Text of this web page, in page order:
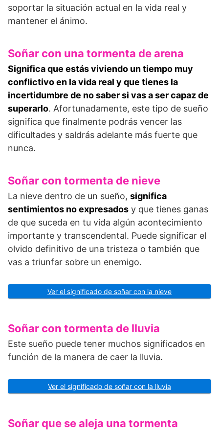
soportar la situación actual en la vida real y
mantener el ánimo.
Soñar con una tormenta de arena
Significa que estás viviendo un tiempo muy
conflictivo en la vida real y que tienes la
incertidumbre de no saber si vas a ser capaz de
superarlo. Afortunadamente, este tipo de sueño
significa que finalmente podrás vencer las
dificultades y saldrás adelante más fuerte que
nunca.
Soñar con tormenta de nieve
La nieve dentro de un sueño, significa
sentimientos no expresados y que tienes ganas
de que suceda en tu vida algún acontecimiento
importante y transcendental. Puede significar el
olvido definitivo de una tristeza o también que
vas a triunfar sobre un enemigo.
Ver el significado de soñar con la nieve
Soñar con tormenta de lluvia
Este sueño puede tener muchos significados en
función de la manera de caer la lluvia.
Ver el significado de soñar con la lluvia
Soñar que se aleja una tormenta